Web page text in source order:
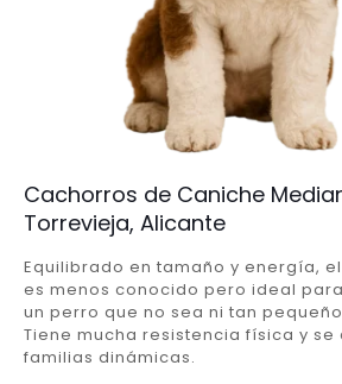
Cachorros de Caniche
Torrevieja, Alicante
Equilibrado en tamaño y energía,
es menos conocido pero ideal
un perro que no sea ni tan
Tiene mucha resistencia física y se
familias dinámicas.